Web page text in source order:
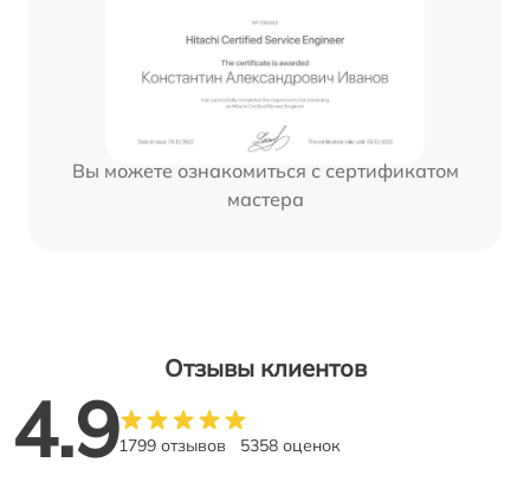
Вы можете ознакомиться с сертификатом
мастера
Отзывы клиентов
4.91799 отзывов 5358 оценок